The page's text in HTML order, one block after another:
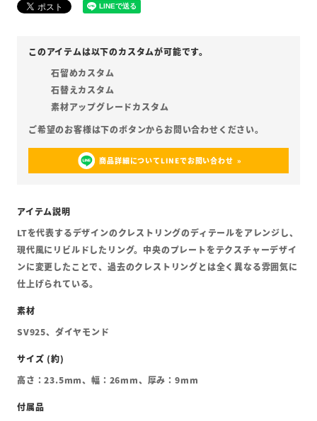
石留めカスタム
石替えカスタム
素材アップグレードカスタム
商品詳細についてLINEでお問い合わせ
LTを代表するデザインのクレストリングのディテールをアレンジし、
現代風にリビルドしたリング。中央のプレートをテクスチャーデザイ
ンに変更したことで、過去のクレストリングとは全く異なる雰囲気に
仕上げられている。
SV925、ダイヤモンド
高さ：23.5mm、幅：26mm、厚み：9mm